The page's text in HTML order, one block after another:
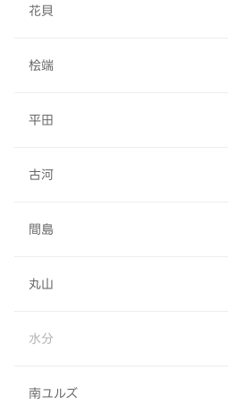
花貝
桧端
平田
古河
間島
丸山
水分
南ユルズ